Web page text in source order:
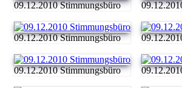
09.12.2010 Stimmungsbüro
09.12.2010 Stimmungsbüro
09.12.2010 Stimmungsbüro